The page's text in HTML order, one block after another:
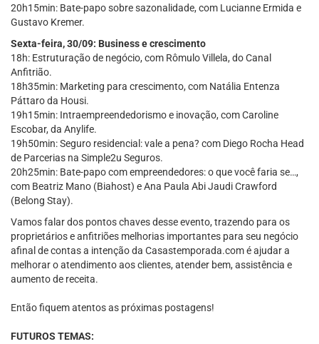
20h15min: Bate-papo sobre sazonalidade, com Lucianne Ermida e
Gustavo Kremer.
Sexta-feira, 30/09: Business e crescimento
18h: Estruturação de negócio, com Rômulo Villela, do Canal
Anfitrião.
18h35min: Marketing para crescimento, com Natália Entenza
Páttaro da Housi.
19h15min: Intraempreendedorismo e inovação, com Caroline
Escobar, da Anylife.
19h50min: Seguro residencial: vale a pena? com Diego Rocha Head
de Parcerias na Simple2u Seguros.
20h25min: Bate-papo com empreendedores: o que você faria se…,
com Beatriz Mano (Biahost) e Ana Paula Abi Jaudi Crawford
(Belong Stay).
Vamos falar dos pontos chaves desse evento, trazendo para os
proprietários e anfitriões melhorias importantes para seu negócio
afinal de contas a intenção da Casastemporada.com é ajudar a
melhorar o atendimento aos clientes, atender bem, assistência e
aumento de receita.
Então fiquem atentos as próximas postagens!
FUTUROS TEMAS: